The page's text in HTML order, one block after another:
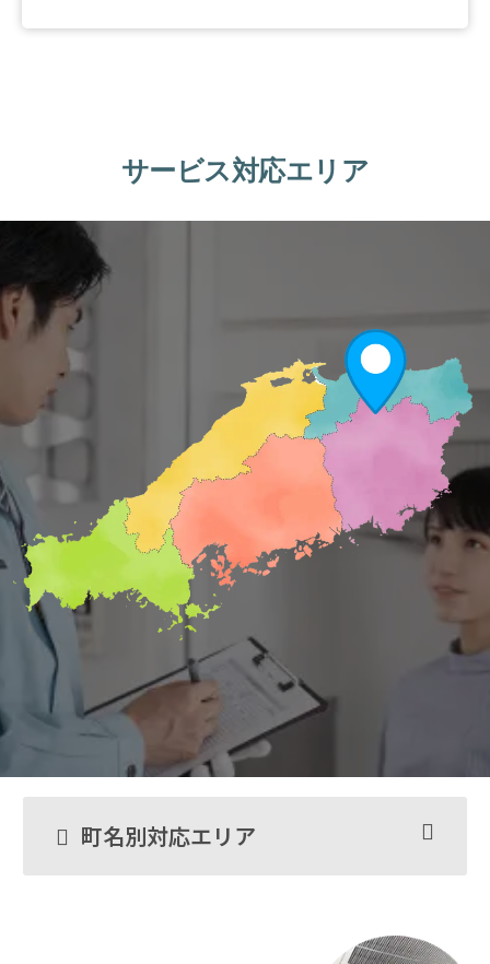
サービス対応エリア
町名別対応エリア